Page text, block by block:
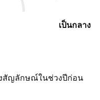
เป็นกลาง
สัญลักษณ์ในช่วงปีก่อน